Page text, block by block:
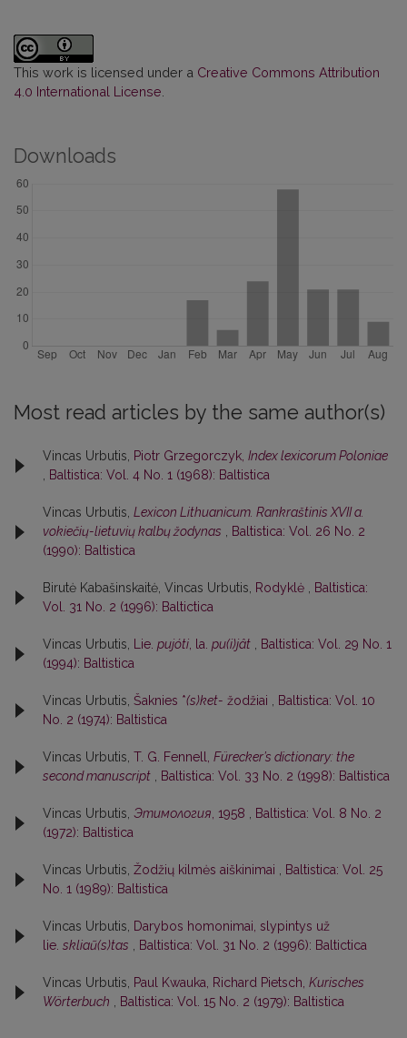
This work is licensed under a Creative Commons Attribution
4.0 International License
Downloads
Most read articles by the same author(s)
Vincas Urbutis, Piotr Grzegorczyk, Index lexicorum Poloniae
Baltistica: Vol. 4 No. 1 (1968): Baltistica
Vincas Urbutis, Lexicon Lithuanicum. Rankraštinis XVII a.
vokiečių-lietuvių kalbų žodynas
Baltistica: Vol. 26 No. 2
(1990): Baltistica
Birutė Kabašinskaitė, Vincas Urbutis, Rodyklė
Baltistica:
Vol. 31 No. 2 (1996): Baltictica
Vincas Urbutis, Lie. pujóti , la. pu(i)jât
Baltistica: Vol. 29 No. 1
(1994): Baltistica
Vincas Urbutis, Šaknies *(s)ket- žodžiai
Baltistica: Vol. 10
No. 2 (1974): Baltistica
Vincas Urbutis, T. G. Fennell, Fürecker’s dictionary: the
second manuscript
Baltistica: Vol. 33 No. 2 (1998): Baltistica
Vincas Urbutis, Этимология , 1958
Baltistica: Vol. 8 No. 2
(1972): Baltistica
Vincas Urbutis, Žodžių kilmės aiškinimai
Baltistica: Vol. 25
No. 1 (1989): Baltistica
Vincas Urbutis,
Darybos homonimai, slypintys už
lie. skliaũ(s)tas Baltistica: Vol. 31 No. 2 (1996): Baltictica
Vincas Urbutis, Paul Kwauka, Richard Pietsch, Kurisches
Wörterbuch
Baltistica: Vol. 15 No. 2 (1979): Baltistica